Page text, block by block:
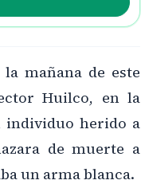
mañana de este
Huilco, en la
individuo herido a
de muerte a
un arma blanca.